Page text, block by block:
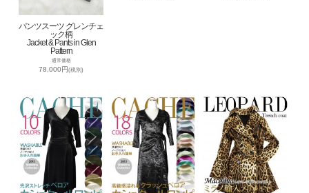
パンツスーツ グレンチェ
ック柄
Jacket & Pants in Glen
Pattern
通常価格
78,000円(税別)